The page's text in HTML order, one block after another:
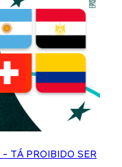
TÁ PROIBIDO SER